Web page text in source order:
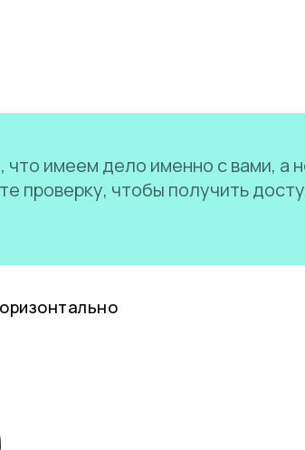
имеем дело именно с вами, а
проверку, чтобы получить